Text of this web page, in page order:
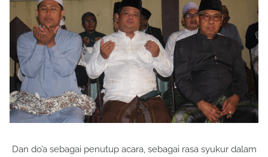
Dan do’a sebagai penutup acara, sebagai rasa syukur dalam